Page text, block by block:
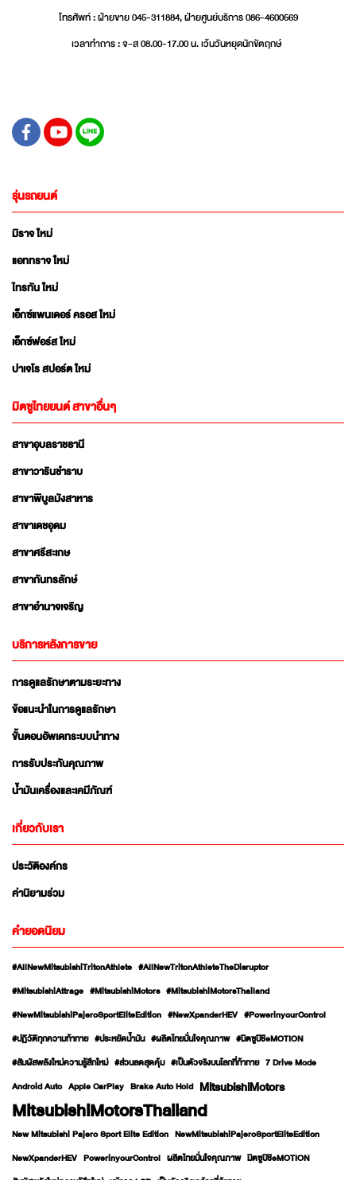
โทรศัพท์ : ฝ่ายขาย 045-311884, ฝ่ายศูนย์บริการ 086-4600569
เวลาทำการ : จ-ส 08.00-17.00 น. เว้นวันหยุดนักขัตฤกษ์
รุ่นรถยนต์
มิราจ ใหม่
แอททราจ ใหม่
ไทรทัน ใหม่
เอ็กซ์แพนเดอร์ ครอส ใหม่
เอ็กซ์ฟอร์ส ใหม่
ปาเจโร สปอร์ต ใหม่
มิตซูไทยยนต์ สาขาอื่นๆ
สาขาอุบลราชธานี
สาขาวารินชำราบ
สาขาพิบูลมังสาหาร
สาขาเดชอุดม
สาขาศรีสะเกษ
สาขากันทรลักษ์
สาขาอำนาจเจริญ
บริการหลังการขาย
การดูแลรักษาตามระยะทาง
ข้อแนะนำในการดูแลรักษา
ขั้นตอนอัพเดทระบบนำทาง
การรับประกันคุณภาพ
น้ำมันเครื่องและเคมีภัณฑ์
เกี่ยวกับเรา
ประวัติองค์กร
ค่านิยามร่วม
คำยอดนิยม
#AllNewMitsubishiTritonAthlete #AllNewTritonAthleteTheDisruptor
#MitsubishiAttrage #MitsubishiMotors #MitsubishiMotorsThailand
#NewMitsubishiPajeroSportEliteEdition #NewXpanderHEV #PowerinyourControl
#ปฏิวัติทุกความท้าทาย #ประหยัดน้ำมัน #ผลิตไทยมั่นใจคุณภาพ #มิตซูบิชิeMOTION
#สัมผัสพลังใหม่ความรู้สึกใหม่ #ส่วนลดสุดคุ้ม #เป็นตัวจริงบนโลกที่ท้าทาย 7 Drive Mode
Android Auto Apple CarPlay Brake Auto Hold MitsubishiMotors
MitsubishiMotorsThailand
New Mitsubishi Pajero Sport Elite Edition NewMitsubishiPajeroSportEliteEdition
NewXpanderHEV PowerinyourControl ผลิตไทยมั่นใจคุณภาพ มิตซูบิชิeMOTION